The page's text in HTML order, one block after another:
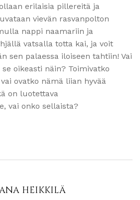
erilaisia pillereitä ja
vievän rasvanpolton
nappi naamariin ja
vatsalla totta kai, ja voit
sen palaessa iloiseen tahtiin! Vai
oikeasti näin? Toimivatko
ovatko nämä liian hyvää
on luotettava
vai onko sellaista?
HEIKKILÄ